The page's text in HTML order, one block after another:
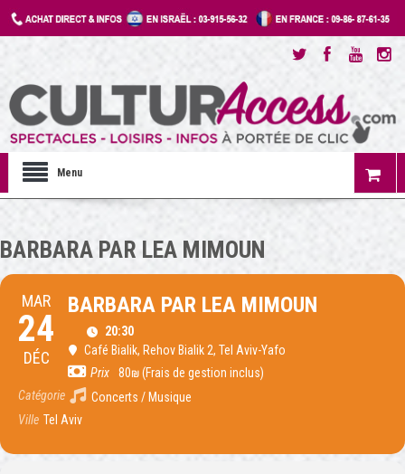
Menu
BARBARA PAR LEA MIMOUN
MAR
24
DÉC
BARBARA PAR LEA MIMOUN
20:30
Café Bialik, Rehov Bialik 2, Tel Aviv-Yafo
Prix
80₪ (Frais de gestion inclus)
Catégorie
Concerts / Musique
Ville Tel Aviv